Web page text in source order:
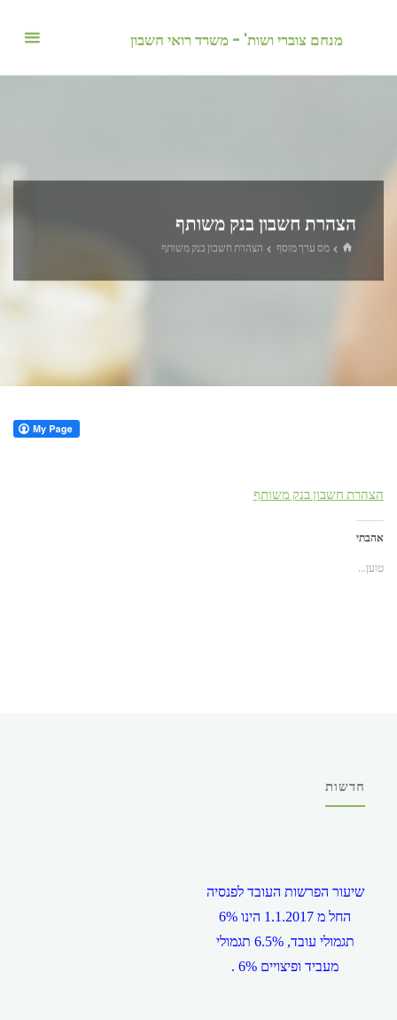
מנחם צוברי ושות' - משרד רואי חשבון
הצהרת חשבון בנק משותף
ביתמס ערך מוסף הצהרת חשבון בנק משותף
הצהרת חשבון בנק משותף
אהבתי
טוען...
חדשות
שיעור הפרשות העובד לפנסיה
החל מ 1.1.2017 הינו 6%
תגמולי עובד, 6.5% תגמולי
מעביד ופיצויים 6% .